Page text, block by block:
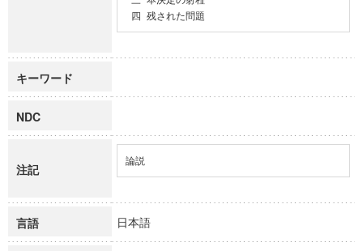
四 残された問題
キーワード
NDC
注記
論説
言語 日本語